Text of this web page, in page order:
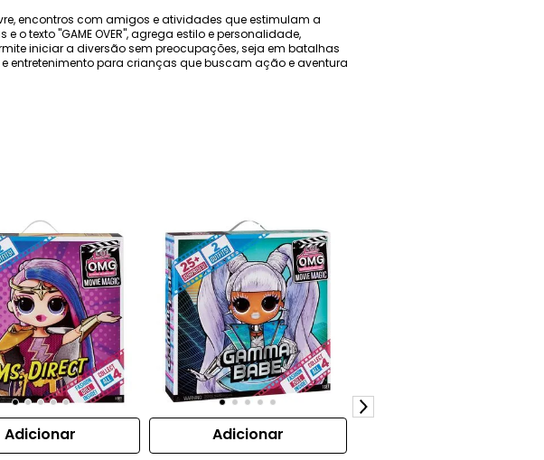
encontros com amigos e atividades que estimulam a
texto "GAME OVER", agrega estilo e personalidade,
iniciar a diversão sem preocupações, seja em batalhas
entretenimento para crianças que buscam ação e aventura
Adicionar Adicionar